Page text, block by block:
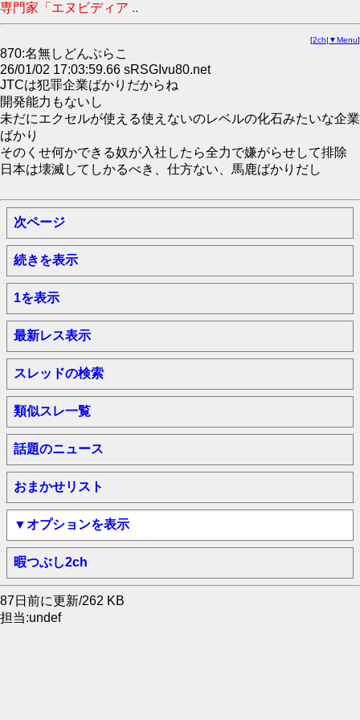
専門家「エヌビディア ..
[2ch| ▼Menu]
870:名無しどんぶらこ
26/01/02 17:03:59.66 sRSGIvu80.net
JTCは犯罪企業ばかりだからね
開発能力もないし
未だにエクセルが使える使えないのレベルの化石みたいな企業
ばかり
そのくせ何かできる奴が入社したら全力で嫌がらせして排除
日本は壊滅してしかるべき、仕方ない、馬鹿ばかりだし
次ページ
続きを表示
1を表示
最新レス表示
スレッドの検索
類似スレ一覧
話題のニュース
おまかせリスト
▼オプションを表示
暇つぶし2ch
87日前に更新/262 KB
担当:undef